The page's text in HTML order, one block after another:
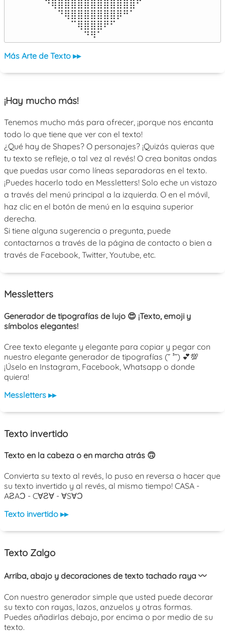
⠀⠙⢿⣿⣿⣿⣿⣿⣿⣿⣿⣿⣿⣿⣿⠋⠀
⠀⠀⠀⠙⢿⣿⣿⣿⣿⣿⣿⣿⡿⠛⠁⠀⠀
⠀⠀⠀⠀⠀⠉⢿⣿⣿⣿⠟⠋⠀⠀⠀⠀⠀
⠀⠀⠀⠀⠀⠀⠀⠙⠻⠁⠀⠀⠀⠀⠀⠀⠀⠀⠀⠀⠀⠀⠀
Más Arte de Texto ▸▸
¡Hay mucho más!
Tenemos mucho más para ofrecer, ¡porque nos encanta
todo lo que tiene que ver con el texto!
¿Qué hay de Shapes? O personajes? ¡Quizás quieras que
tu texto se refleje, o tal vez al revés! O crea bonitas ondas
que puedas usar como líneas separadoras en el texto.
¡Puedes hacerlo todo en Messletters! Solo eche un vistazo
a través del menú principal a la izquierda. O en el móvil,
haz clic en el botón de menú en la esquina superior
derecha.
Si tiene alguna sugerencia o pregunta, puede
contactarnos a través de la página de contacto o bien a
través de Facebook, Twitter, Youtube, etc.
Messletters
Generador de tipografías de lujo 😍 ¡Texto, emoji y
símbolos elegantes!
Cree texto elegante y elegante para copiar y pegar con
nuestro elegante generador de tipografías (˘ ³˘) 💕💯
¡Úselo en Instagram, Facebook, Whatsapp o donde
quiera!
Messletters ▸▸
Texto invertido
Texto en la cabeza o en marcha atrás 🙃
Convierta su texto al revés, lo puso en reversa o hacer que
su texto invertido y al revés, al mismo tiempo! CASA -
AƧAƆ - C∀Ƨ∀ - ∀S∀Ɔ
Texto invertido ▸▸
Texto Zalgo
Arriba, abajo y decoraciones de texto tachado raya 〰️
Con nuestro generador simple que usted puede decorar
su texto con rayas, lazos, anzuelos y otras formas.
Puedes añadirlas debajo, por encima o por medio de su
texto.